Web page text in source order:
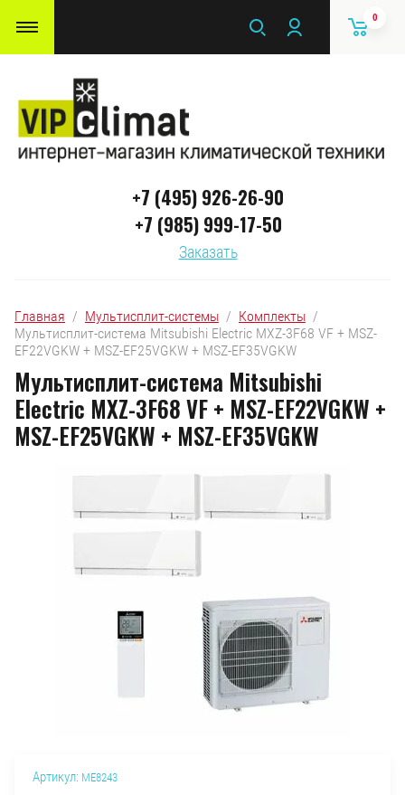
0
+7 (495) 926-26-90
+7 (985) 999-17-50
Заказать
Главная
  /
Мультисплит-системы
  /
Комплекты
  /
Мультисплит-система Mitsubishi Electric MXZ-3F68 VF + MSZ-
EF22VGKW + MSZ-EF25VGKW + MSZ-EF35VGKW
Мультисплит-система Mitsubishi
Electric MXZ-3F68 VF + MSZ-EF22VGKW +
MSZ-EF25VGKW + MSZ-EF35VGKW
Артикул: ME8243